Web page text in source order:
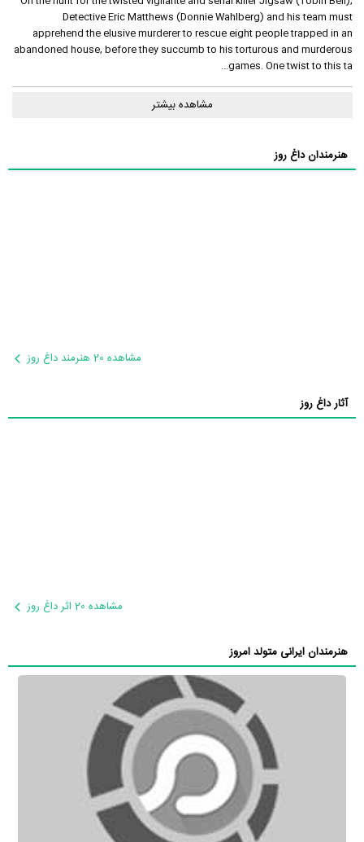
Detective Eric Matthews (Donnie Wahlberg) and his team must
apprehend the elusive murderer to rescue eight people trapped in an
abandoned house, before they succumb to his torturous and murderous
games. One twist to this ta...
مشاهده بیشتر
هنرمندان داغ روز
مشاهده 20 هنرمند داغ روز
آثار داغ روز
مشاهده 20 اثر داغ روز
هنرمندان ایرانی متولد امروز